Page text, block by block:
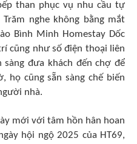
than phục vụ nhu cầu tự
nghe không bằng mắt
Bình Minh Homestay Dốc
cũng như số điện thoại liên
sàng đưa khách đến chợ để
họ cũng sẵn sàng chế biến
nhà.
mới với tâm hồn hân hoan
hội ngộ 2025 của HT69,